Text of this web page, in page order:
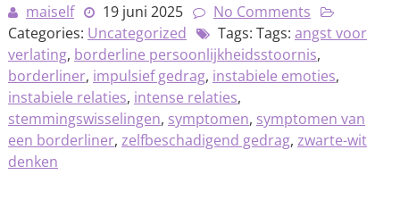
maiself
19 juni 2025
No Comments
Categories: Uncategorized Tags: Tags: angst voor
verlating, borderline persoonlijkheidsstoornis,
borderliner, impulsief gedrag, instabiele emoties,
instabiele relaties, intense relaties,
stemmingswisselingen, symptomen, symptomen van
een borderliner, zelfbeschadigend gedrag, zwarte-wit
denken